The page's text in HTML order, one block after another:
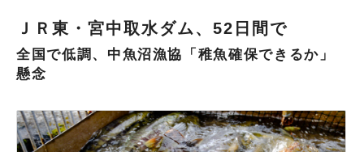
ＪＲ東・宮中取水ダム、52日間で
全国で低調、中魚沼漁協「稚魚確保できるか」
懸念